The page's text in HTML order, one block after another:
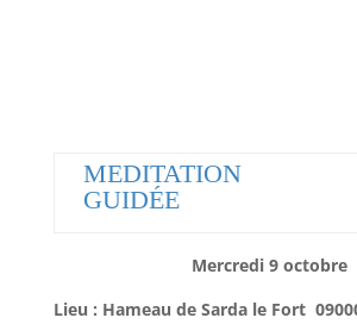
MEDITATION
GUIDÉE
Mercredi 9 octobre
Lieu : Hameau de Sarda le Fort